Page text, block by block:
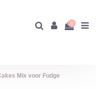
0
Mix voor Fudge